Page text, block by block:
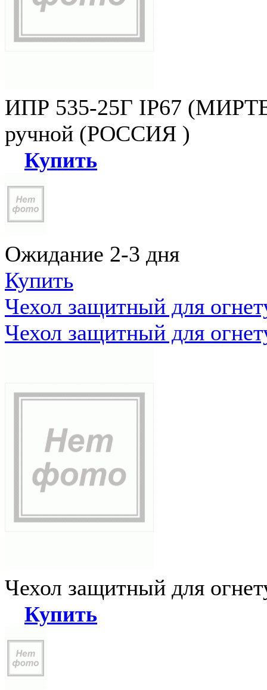
ИПР 535-25Г IP67
ручной (РОССИЯ )
Купить
Ожидание 2-3 дня
Купить
Чехол защитный для
Чехол защитный для
Чехол защитный для
Купить